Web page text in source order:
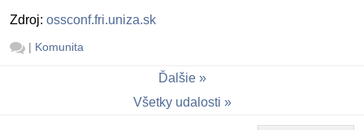
Zdroj: ossconf.fri.uniza.sk
| Komunita
Ďalšie
Všetky udalosti